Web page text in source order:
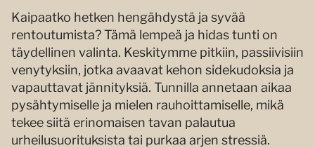
Kaipaatko hetken hengähdystä ja syvää
rentoutumista? Tämä lempeä ja hidas tunti on
täydellinen valinta. Keskitymme pitkiin, passiivisiin
venytyksiin, jotka avaavat kehon sidekudoksia ja
vapauttavat jännityksiä. Tunnilla annetaan aikaa
pysähtymiselle ja mielen rauhoittamiselle, mikä
tekee siitä erinomaisen tavan palautua
urheilusuorituksista tai purkaa arjen stressiä.